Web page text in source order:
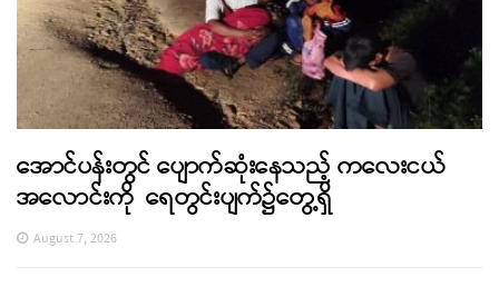
အောင်ပန်းတွင် ပျောက်ဆုံးနေသည့် ကလေးငယ်
အလောင်းကို ရေတွင်းပျက်၌တွေ့ရှိ
August 7, 2026